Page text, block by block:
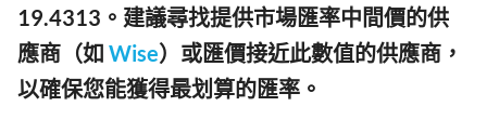
19.4313。建議尋找提供市場匯率中間價的供
應商（如 Wise）或匯價接近此數值的供應商，
以確保您能獲得最划算的匯率。